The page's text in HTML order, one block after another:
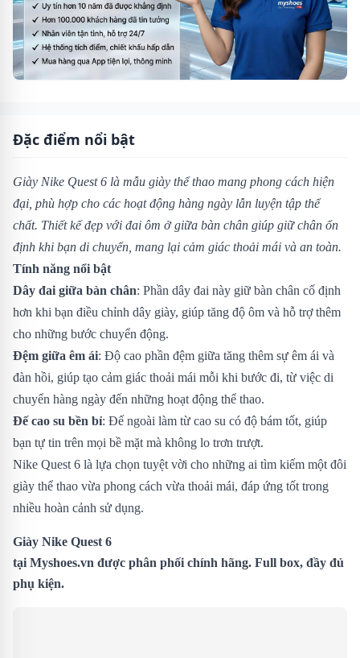
Đặc điểm nổi bật
Giày Nike Quest 6 là mẫu giày thể thao mang phong cách hiện
đại, phù hợp cho các hoạt động hàng ngày lẫn luyện tập thể
chất. Thiết kế đẹp với đai ôm ở giữa bàn chân giúp giữ chân ổn
định khi bạn di chuyển, mang lại cảm giác thoải mái và an toàn.
Tính năng nổi bật
Dây đai giữa bàn chân: Phần dây đai này giữ bàn chân cố định
hơn khi bạn điều chỉnh dây giày, giúp tăng độ ôm và hỗ trợ thêm
cho những bước chuyển động.
Đệm giữa êm ái: Độ cao phần đệm giữa tăng thêm sự êm ái và
đàn hồi, giúp tạo cảm giác thoải mái mỗi khi bước đi, từ việc di
chuyển hàng ngày đến những hoạt động thể thao.
Đế cao su bền bỉ: Đế ngoài làm từ cao su có độ bám tốt, giúp
bạn tự tin trên mọi bề mặt mà không lo trơn trượt.
Nike Quest 6 là lựa chọn tuyệt vời cho những ai tìm kiếm một đôi
giày thể thao vừa phong cách vừa thoải mái, đáp ứng tốt trong
nhiều hoàn cảnh sử dụng.
Giày Nike Quest 6
tại Myshoes.vn được phân phối chính hãng. Full box, đầy đủ
phụ kiện.